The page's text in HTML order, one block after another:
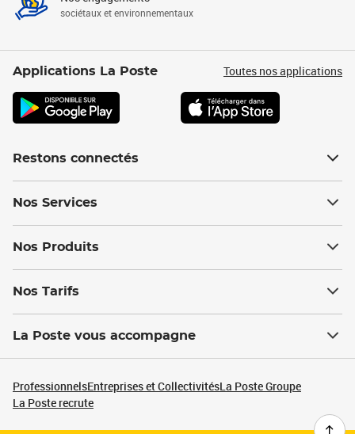
sociétaux et environnementaux
Applications La Poste Toutes nos applications
Restons connectés
Nos Services
Nos Produits
Nos Tarifs
La Poste vous accompagne
ProfessionnelsEntreprises et CollectivitésLa Poste Groupe
La Poste recrute